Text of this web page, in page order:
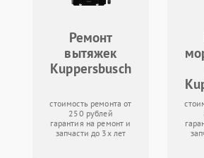
Ремонт
вытяжек
Kuppersbusch
стоимость ремонта от
250 рублей
гарантия на ремонт и
запчасти до 3х лет